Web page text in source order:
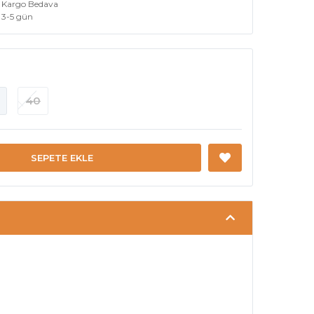
Kargo Bedava
3-5 gün
40
SEPETE EKLE